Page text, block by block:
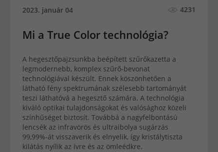
2023. január 04 4231
Mi a True Color technológia?
A hegesztőpajzsunkba beépített szűrőkazetta a
legmodernebb, komplex szűrő-bevonat
technológiával készült. Ennek köszönhetően a
látható fény spektrumának szélesebb tartományát
teszi láthatóvá a hegesztő számára. A technológia
kiváló optikai tulajdonságokat és valósághoz közeli
színhűséget biztosít. Továbbá a nagyfelbontású
lencsék az infravörös és ultraibolya sugárzás
99,99%-át visszaverik és elnyelik, így kristálytiszta
kilátás nyílik az ívre és az ömleédkre.